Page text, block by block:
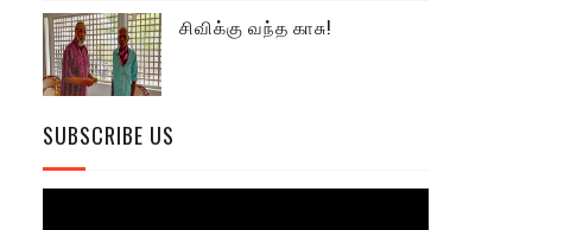
சிவிக்கு வந்த காசு!
SUBSCRIBE US